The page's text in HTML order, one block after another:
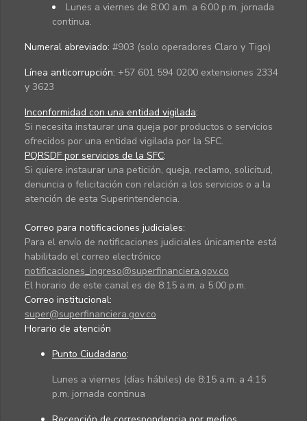
Lunes a viernes de 8:00 a.m. a 6:00 p.m. jornada
continua.
Numeral abreviado: #903 (solo operadores Claro y Tigo)
Línea anticorrupción: +57 601 594 0200 extensiones 2334
y 3623
Inconformidad con una entidad vigilada:
Si necesita instaurar una queja por productos o servicios
ofrecidos por una entidad vigilada por la SFC.
PQRSDF por servicios de la SFC:
Si quiere instaurar una petición, queja, reclamo, solicitud,
denuncia o felicitación con relación a los servicios o a la
atención de esta Superintendencia.
Correo para notificaciones judiciales:
Para el envío de notificaciones judiciales únicamente está
habilitado el correo electrónico
notificaciones_ingreso@superfinanciera.gov.co
El horario de este canal es de 8:15 a.m. a 5:00 p.m.
Correo institucional:
super@superfinanciera.gov.co
Horario de atención
Punto Ciudadano:
Lunes a viernes (días hábiles) de 8:15 a.m. a 4:15
p.m. jornada continua